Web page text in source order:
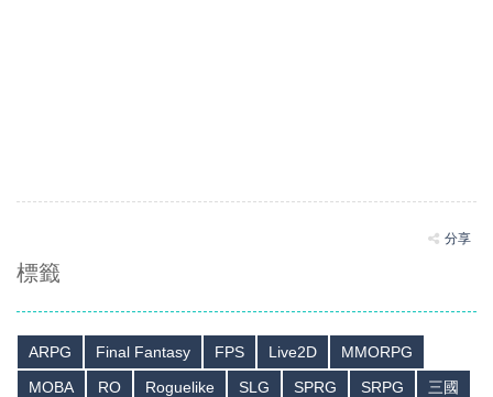
分享
標籤
ARPG Final Fantasy FPS Live2D
MMORPG
MOBA
RO Roguelike SLG SPRG SRPG
三國